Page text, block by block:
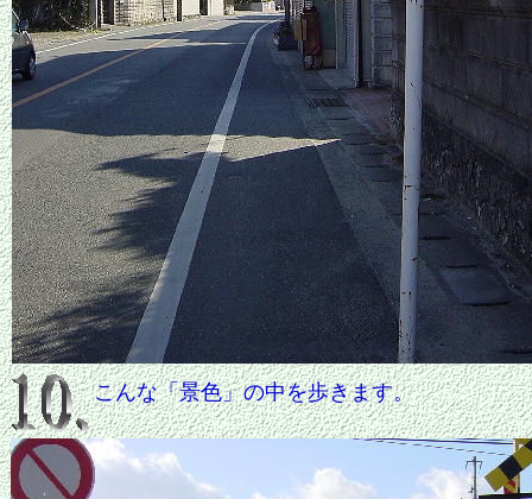
こんな「景色」の中を歩きます。